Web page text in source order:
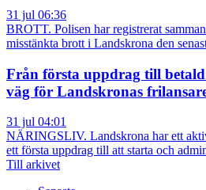
31 jul 06:36
BROTT. Polisen har registrerat
misstänkta brott i Landskrona den
Från första uppdrag till
väg för Landskronas
31 jul 04:01
NÄRINGSLIV. Landskrona har ett
ett första uppdrag till att starta och
Till arkivet